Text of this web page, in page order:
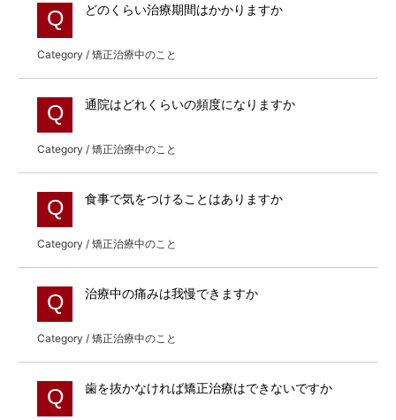
Q どのくらい治療期間はかかりますか
Category / 矯正治療中のこと
Q 通院はどれくらいの頻度になりますか
Category / 矯正治療中のこと
Q 食事で気をつけることはありますか
Category / 矯正治療中のこと
Q 治療中の痛みは我慢できますか
Category / 矯正治療中のこと
Q 歯を抜かなければ矯正治療はできないですか